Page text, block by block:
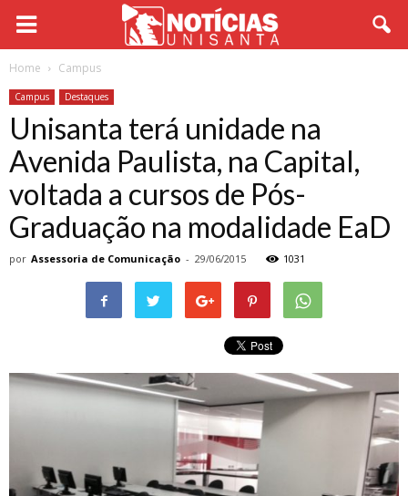
Home Campus
Campus Destaques
Unisanta terá unidade na
Avenida Paulista, na Capital,
voltada a cursos de Pós-
Graduação na modalidade EaD
por Assessoria de Comunicação - 29/06/2015 1031